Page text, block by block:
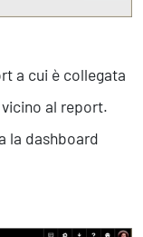
a cui è collegata
vicino al report.
la dashboard